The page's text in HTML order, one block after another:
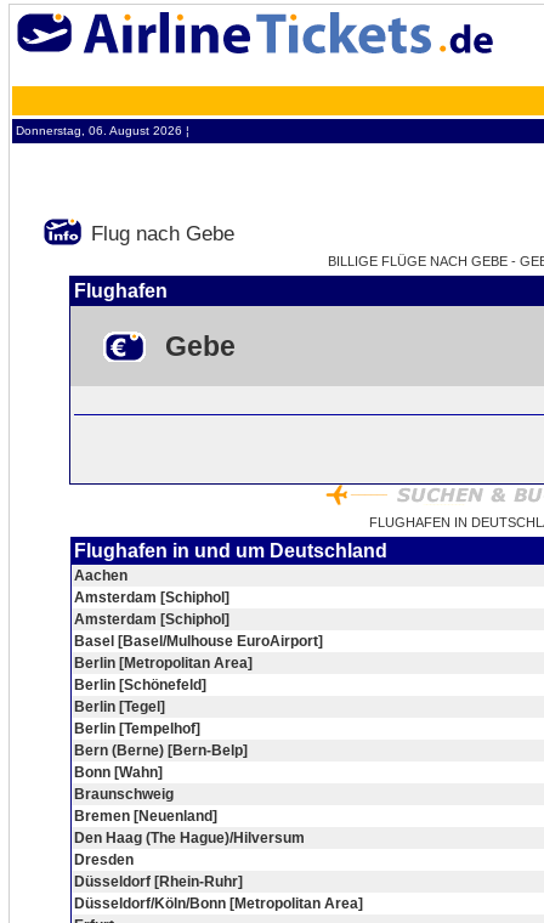
Donnerstag, 06. August 2026 ¦
Flug nach Gebe
BILLIGE FLÜGE NACH GEBE -
Flughafen
Gebe
FLUGHAFEN IN
Flughafen in und um Deutschland
Aachen
Amsterdam [Schiphol]
Amsterdam [Schiphol]
Basel [Basel/Mulhouse EuroAirport]
Berlin [Metropolitan Area]
Berlin [Schönefeld]
Berlin [Tegel]
Berlin [Tempelhof]
Bern (Berne) [Bern-Belp]
Bonn [Wahn]
Braunschweig
Bremen [Neuenland]
Den Haag (The Hague)/Hilversum
Dresden
Düsseldorf [Rhein-Ruhr]
Düsseldorf/Köln/Bonn [Metropolitan Area]